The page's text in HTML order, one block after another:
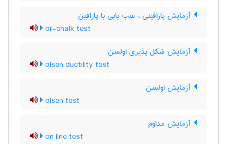
آزمایش پارافینی ، عیب یابی با پارافین
oil-chalk test
آزمایش شکل پذیری اولسن
olsen ductility test
آزمایش اولسن
olsen test
آزمایش مداوم
on line test